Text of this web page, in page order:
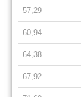
57,29
60,94
64,38
67,92